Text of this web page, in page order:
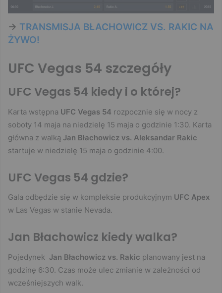
-> TRANSMISJA BŁACHOWICZ VS. RAKIC NA
ŻYWO!
UFC Vegas 54 szczegóły
UFC Vegas 54 kiedy i o której?
Karta wstępna UFC Vegas 54 rozpocznie się w nocy z
soboty 14 maja na niedzielę 15 maja o godzinie 1:30. Karta
główna z walką Jan Błachowicz vs. Aleksandar Rakic
startuje w niedzielę 15 maja o godzinie 4:00.
UFC Vegas 54 gdzie?
Gala odbędzie się w kompleksie produkcyjnym UFC Apex
w Las Vegas w stanie Nevada.
Jan Błachowicz kiedy walka?
Pojedynek Jan Błachowicz vs. Rakic planowany jest na
godzinę 6:30. Czas może ulec zmianie w zależności od
wcześniejszych walk.